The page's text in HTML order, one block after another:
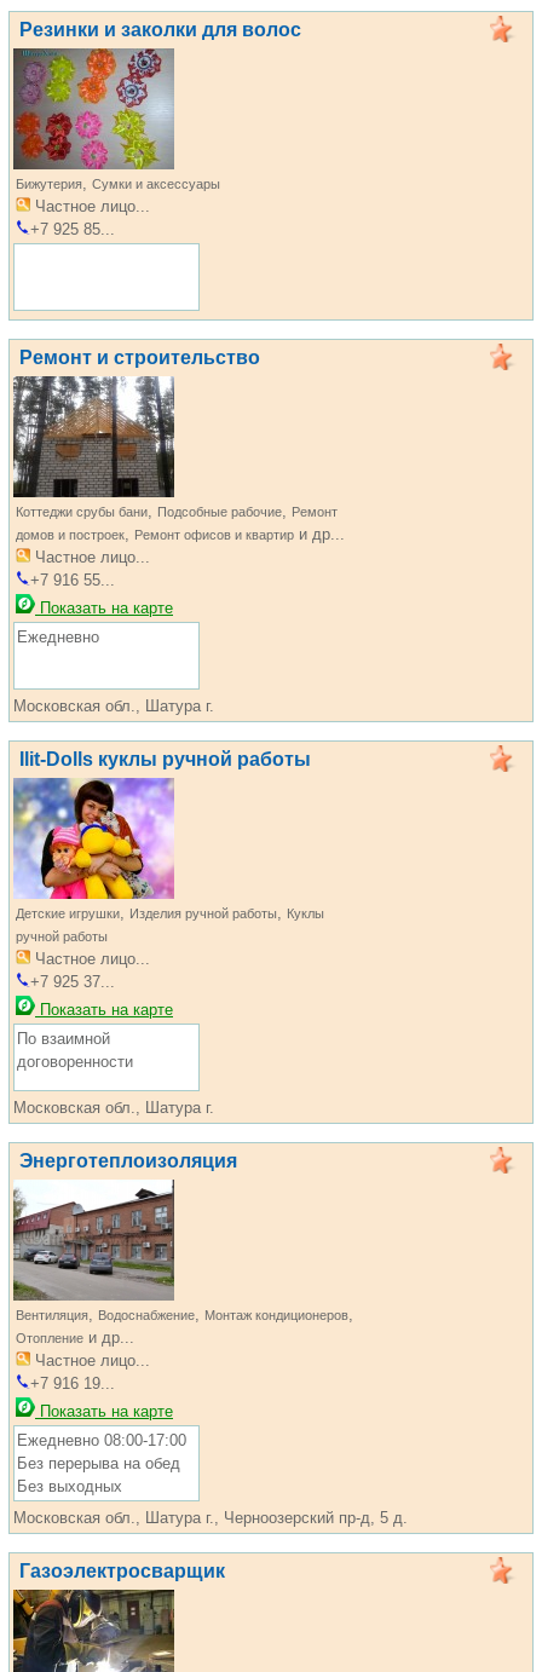
Резинки и заколки для волос
Бижутерия, Сумки и аксессуары
Частное лицо...
+7 925 85...
Ремонт и строительство
Коттеджи срубы бани, Подсобные рабочие, Ремонт
домов и построек, Ремонт офисов и квартир и др...
Частное лицо...
+7 916 55...
Показать на карте
Ежедневно
Московская обл., Шатура г.
Ilit-Dolls куклы ручной работы
Детские игрушки, Изделия ручной работы, Куклы
ручной работы
Частное лицо...
+7 925 37...
Показать на карте
По взаимной
договоренности
Московская обл., Шатура г.
Энерготеплоизоляция
Вентиляция, Водоснабжение, Монтаж кондиционеров,
Отопление и др...
Частное лицо...
+7 916 19...
Показать на карте
Ежедневно 08:00-17:00
Без перерыва на обед
Без выходных
Московская обл., Шатура г., Черноозерский пр-д, 5 д.
Газоэлектросварщик